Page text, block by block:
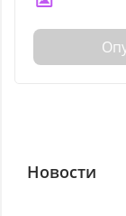
Новости